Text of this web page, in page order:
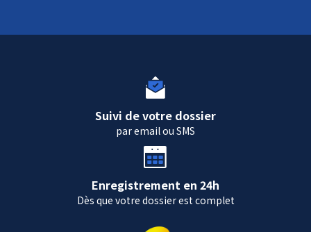
Suivi de votre dossier
par email ou SMS
Enregistrement en 24h
Dès que votre dossier est complet